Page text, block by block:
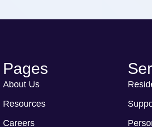
Pages
About Us
Resources
Careers